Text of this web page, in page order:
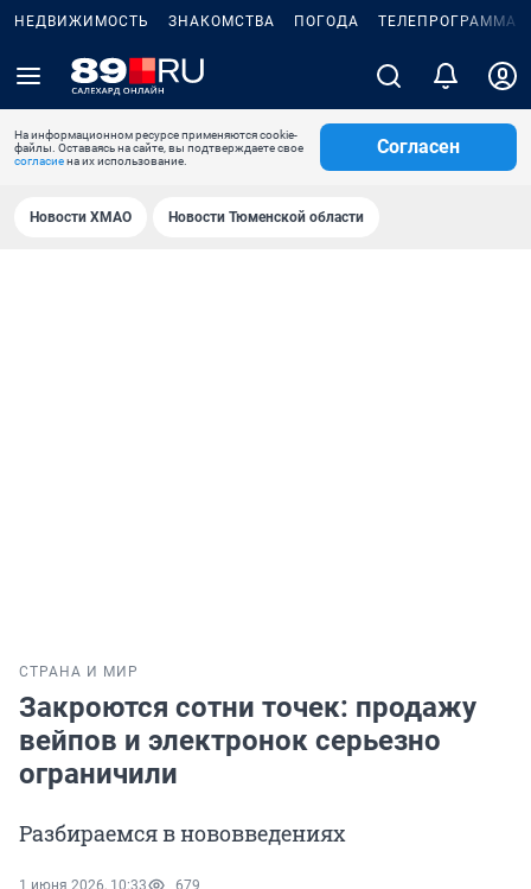
НЕДВИЖИМОСТЬ ЗНАКОМСТВА ПОГОДА ТЕЛЕПРОГРАММА
На информационном ресурсе применяются cookie-
файлы. Оставаясь на сайте, вы подтверждаете свое
согласиена их использование.
Согласен
Новости ХМАО Новости Тюменской области
СТРАНА И МИР
Закроются сотни точек: продажу
вейпов и электронок серьезно
ограничили
Разбираемся в нововведениях
1 июня 2026, 10:33 679